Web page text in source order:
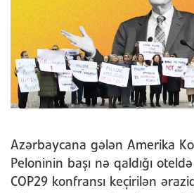
Azərbaycana gələn Amerika
Peloninin başı nə qaldığı
COP29 konfransı keçirilən